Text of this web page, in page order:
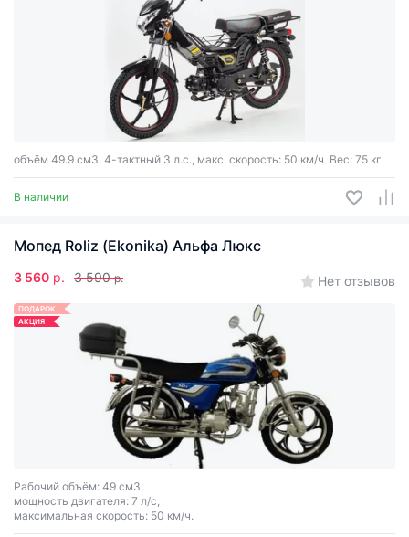
объём 49.9 см3, 4-тактный 3 л.с., макс. скорость: 50 км/ч Вес: 75 кг
В наличии
Мопед Roliz (Ekonika) Альфа Люкс
3 560 р. 3 590 р. Нет отзывов
ПОДАРОК
АКЦИЯ
Рабочий объём: 49 см3,
мощность двигателя: 7 л/с,
максимальная скорость: 50 км/ч.